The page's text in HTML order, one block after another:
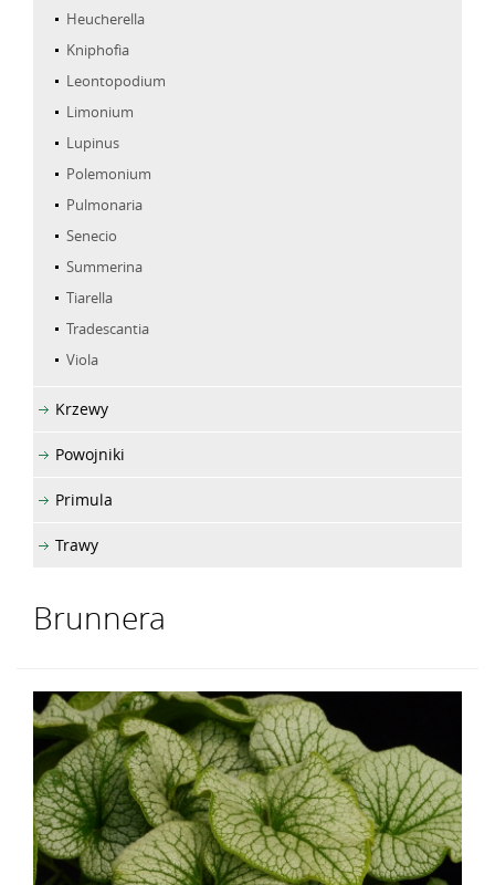
Heucherella
Kniphofia
Leontopodium
Limonium
Lupinus
Polemonium
Pulmonaria
Senecio
Summerina
Tiarella
Tradescantia
Viola
Krzewy
Powojniki
Primula
Trawy
Brunnera